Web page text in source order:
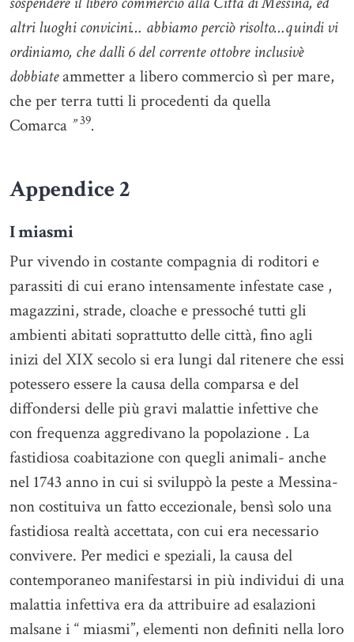
altri luoghi convicini… abbiamo perciò risolto…quindi vi
ordiniamo, che dalli 6 del corrente ottobre inclusivè
dobbiateammetter a libero commercio sì per mare,
che per terra tutti li procedenti da quella
Comarca ”39.
Appendice 2
I miasmi
Pur vivendo in costante compagnia di roditori e
parassiti di cui erano intensamente infestate case ,
magazzini, strade, cloache e pressoché tutti gli
ambienti abitati soprattutto delle città, fino agli
inizi del XIX secolo si era lungi dal ritenere che essi
potessero essere la causa della comparsa e del
diffondersi delle più gravi malattie infettive che
con frequenza aggredivano la popolazione . La
fastidiosa coabitazione con quegli animali- anche
nel 1743 anno in cui si sviluppò la peste a Messina-
non costituiva un fatto eccezionale, bensì solo una
fastidiosa realtà accettata, con cui era necessario
convivere. Per medici e speziali, la causa del
contemporaneo manifestarsi in più individui di una
malattia infettiva era da attribuire ad esalazioni
malsane i “ miasmi”, elementi non definiti nella loro